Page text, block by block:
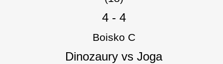
4- 4
Boisko C
Dinozaury vs Joga